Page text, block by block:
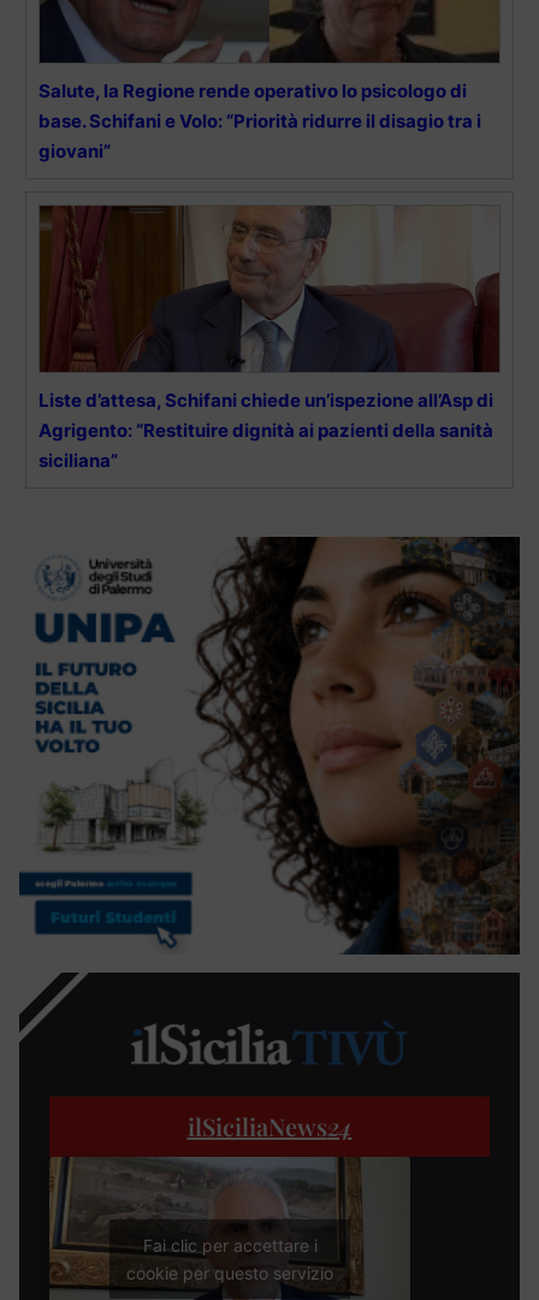
Salute, la Regione rende operativo lo psicologo di
base. Schifani e Volo: “Priorità ridurre il disagio tra i
giovani”
Liste d’attesa, Schifani chiede un’ispezione all’Asp di
Agrigento: “Restituire dignità ai pazienti della sanità
siciliana”
ilSiciliaNews24
Fai clic per accettare i
cookie per questo servizio